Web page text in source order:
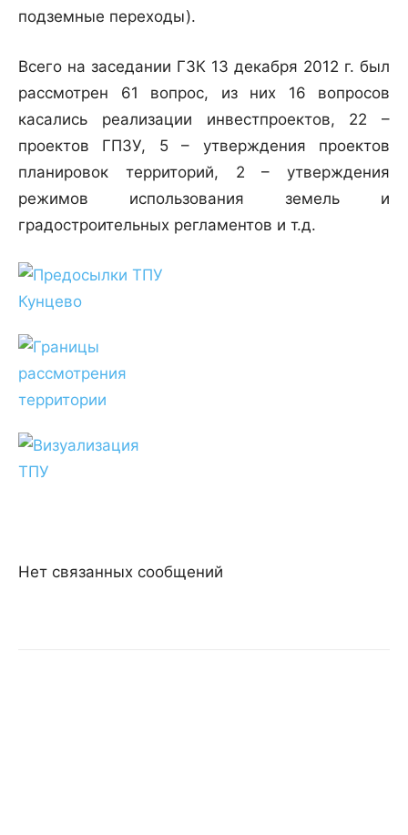
подземные переходы).
Всего на заседании ГЗК 13 декабря 2012 г. был
рассмотрен 61 вопрос, из них 16 вопросов
касались реализации инвестпроектов, 22 –
проектов ГПЗУ, 5 – утверждения проектов
планировок территорий, 2 – утверждения
режимов использования земель и
градостроительных регламентов и т.д.
Нет связанных сообщений